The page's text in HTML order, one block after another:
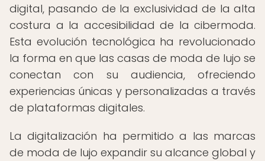
digital, pasando de la exclusividad de la alta
costura a la accesibilidad de la cibermoda.
Esta evolución tecnológica ha revolucionado
la forma en que las casas de moda de lujo se
conectan con su audiencia, ofreciendo
experiencias únicas y personalizadas a través
de plataformas digitales.
La digitalización ha permitido a las marcas
de moda de lujo expandir su alcance global y